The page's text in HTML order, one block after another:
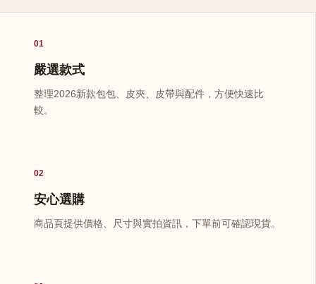
01
嚴選款式
整理2026新款包包、皮夾、皮帶與配件，方便快速比
較。
02
安心選購
商品頁提供價格、尺寸與實拍資訊，下單前可確認現貨。